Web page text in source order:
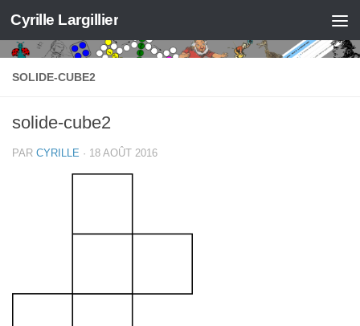
Skip to content
Cyrille Largillier
SOLIDE-CUBE2
solide-cube2
PAR CYRILLE · 18 AOÛT 2016